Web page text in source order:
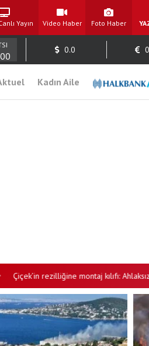
Yayın Video Haber Foto Haber
0.0
Kadın Aile
rezilliğine montaj kılıfı: Ahlaksızlığa